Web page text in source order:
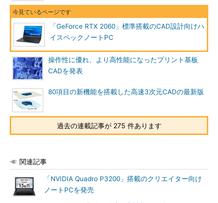
「GeForce RTX 2060」標準搭載のCAD設計向けハ
イスペックノートPC
操作性に優れ、より高性能になったプリント基板
CADを発表
80項目の新機能を搭載した高速3次元CADの最新版
過去の連載記事が 275 件あります
関連記事
「NVIDIA Quadro P3200」搭載のクリエイター向け
ノートPCを発売